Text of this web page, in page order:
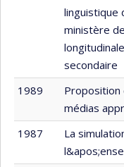
linguistique
ministère
secondaire
1989
Proposition
médias
1987
La